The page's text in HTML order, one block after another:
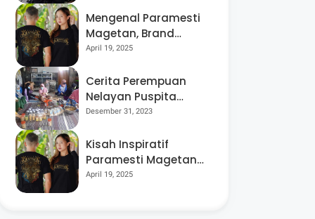
Mandiri
Mengenal Paramesti
Magetan, Brand
Fesyen yang
Jawa Melalui Desain
Kaos yang Memukau
April 19, 2025
Cerita Perempuan
Nelayan Puspita
Bahari Demak,
Setara dan Berdaya
di Tengah Budaya
Patriarki
Desember 31, 2023
Kisah Inspiratif
Paramesti Magetan:
dari Bisnis Sablon
April 19, 2025